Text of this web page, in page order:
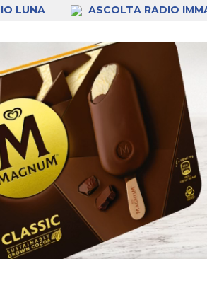
LUNA ASCOLTA RADIO